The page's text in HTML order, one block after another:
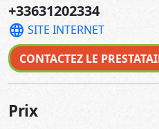
+33631202334
language SITE INTERNET
CONTACTEZ LE
Prix